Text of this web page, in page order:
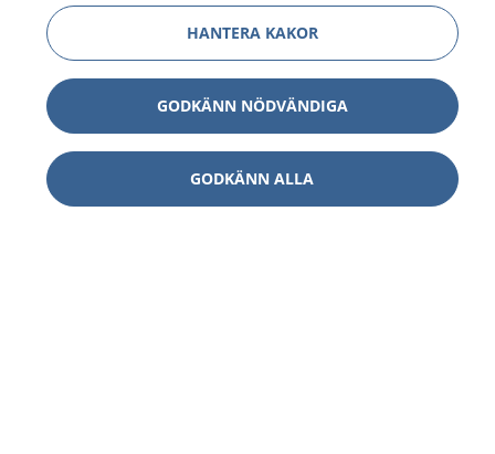
HANTERA KAKOR
GODKÄNN NÖDVÄNDIGA
GODKÄNN ALLA